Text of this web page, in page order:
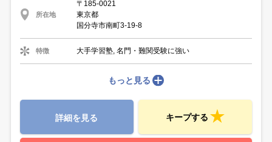
所在地
〒185-0021
東京都
国分寺市南町3-19-8
特徴 大手学習塾, 名門・難関受験に強い
もっと見る
詳細を見る キープする